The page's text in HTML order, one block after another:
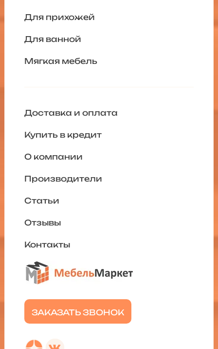
Для прихожей
Для ванной
Мягкая мебель
ЗАКАЗАТЬ ЗВОНОК
Доставка и оплата
Купить в кредит
О компании
Производители
Статьи
Отзывы
Контакты